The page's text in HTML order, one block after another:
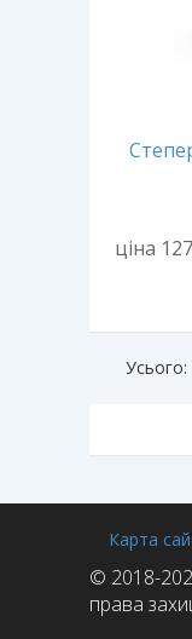
ціна
Усього:
Карта
© 2018-
права